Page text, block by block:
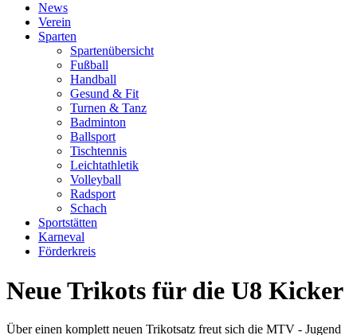
News
Verein
Sparten
Spartenübersicht
Fußball
Handball
Gesund & Fit
Turnen & Tanz
Badminton
Ballsport
Tischtennis
Leichtathletik
Volleyball
Radsport
Schach
Sportstätten
Karneval
Förderkreis
Neue Trikots für die U8 Kicker
Über einen komplett neuen Trikotsatz freut sich die MTV - Jugend